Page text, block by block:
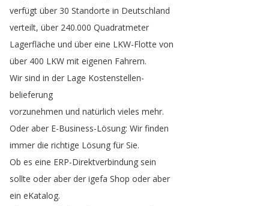
verfügt über 30 Standorte in Deutschland
verteilt, über 240.000 Quadratmeter
Lagerfläche und über eine LKW-Flotte von
über 400 LKW mit eigenen Fahrern.
Wir sind in der Lage Kostenstellen-
belieferung
vorzunehmen und natürlich vieles mehr.
Oder aber E-Business-Lösung: Wir finden
immer die richtige Lösung für Sie.
Ob es eine ERP-Direktverbindung sein
sollte oder aber der igefa Shop oder aber
ein eKatalog.